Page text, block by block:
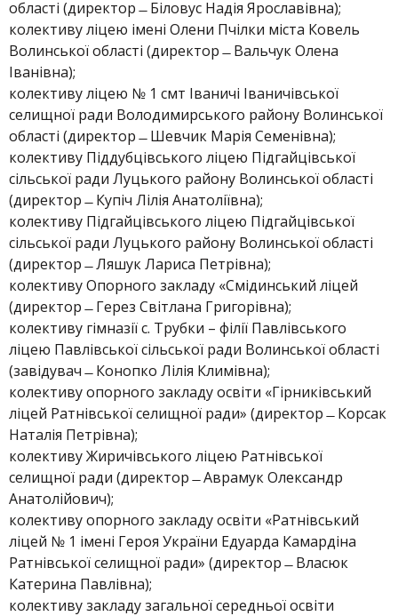
області (директор ̶ Біловус Надія Ярославівна);
колективу ліцею імені Олени Пчілки міста Ковель
Волинської області (директор ̶ Вальчук Олена
Іванівна);
колективу ліцею № 1 смт Іваничі Іваничівської
селищної ради Володимирського району Волинської
області (директор ̶ Шевчик Марія Семенівна);
колективу Піддубцівського ліцею Підгайцівської
сільської ради Луцького району Волинської області
(директор ̶ Купіч Лілія Анатоліївна);
колективу Підгайцівського ліцею Підгайцівської
сільської ради Луцького району Волинської області
(директор ̶ Ляшук Лариса Петрівна);
колективу Опорного закладу «Смідинський ліцей
(директор ̶ Герез Світлана Григорівна);
колективу гімназії с. Трубки – філії Павлівського
ліцею Павлівської сільської ради Волинської області
(завідувач ̶ Конопко Лілія Климівна);
колективу опорного закладу освіти «Гірниківський
ліцей Ратнівської селищної ради» (директор ̶ Корсак
Наталія Петрівна);
колективу Жиричівського ліцею Ратнівської
селищної ради (директор ̶ Аврамук Олександр
Анатолійович);
колективу опорного закладу освіти «Ратнівський
ліцей № 1 імені Героя України Едуарда Камардіна
Ратнівської селищної ради» (директор ̶ Власюк
Катерина Павлівна);
колективу закладу загальної середньої освіти